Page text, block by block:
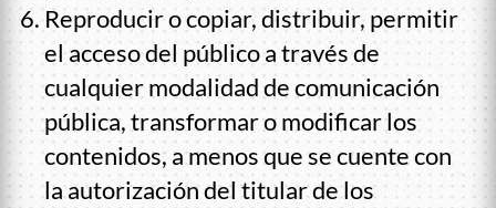
Reproducir o copiar, distribuir, permitir
el acceso del público a través de
cualquier modalidad de comunicación
pública, transformar o modificar los
contenidos, a menos que se cuente con
la autorización del titular de los